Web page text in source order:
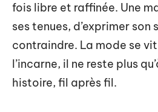
fois libre et raffinée. Une
ses tenues, d’exprimer son
contraindre. La mode se
l’incarne, il ne reste plus
histoire, fil après fil.